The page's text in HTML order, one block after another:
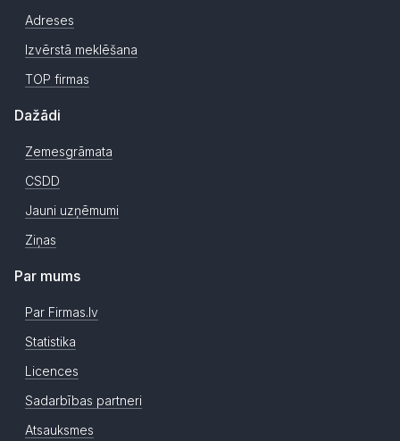
Adreses
Izvērstā meklēšana
TOP firmas
Dažādi
Zemesgrāmata
CSDD
Jauni uzņēmumi
Ziņas
Par mums
Par Firmas.lv
Statistika
Licences
Sadarbības partneri
Atsauksmes